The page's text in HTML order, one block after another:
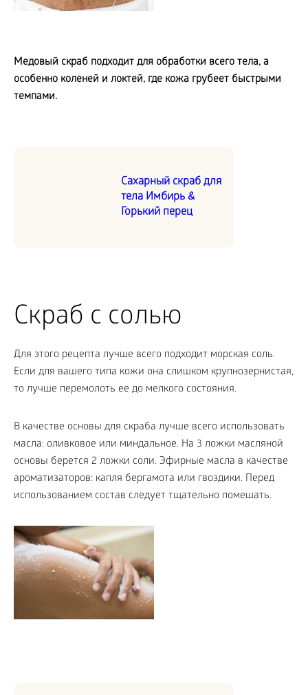
Медовый скраб подходит для обработки всего тела, а
особенно коленей и локтей, где кожа грубеет быстрыми
темпами.
Сахарный скраб для
тела Имбирь &
Горький перец
Скраб с солью
Для этого рецепта лучше всего подходит морская соль.
Если для вашего типа кожи она слишком крупнозернистая,
то лучше перемолоть ее до мелкого состояния.
В качестве основы для скраба лучше всего использовать
масла: оливковое или миндальное. На 3 ложки масляной
основы берется 2 ложки соли. Эфирные масла в качестве
ароматизаторов: капля бергамота или гвоздики. Перед
использованием состав следует тщательно помешать.